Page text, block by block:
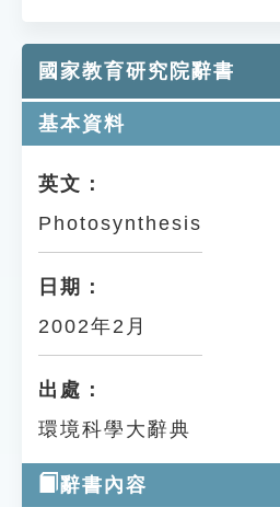
國家教育研究院辭書
基本資料
英文：
Photosynthesis
日期：
2002年2月
出處：
環境科學大辭典
辭書內容